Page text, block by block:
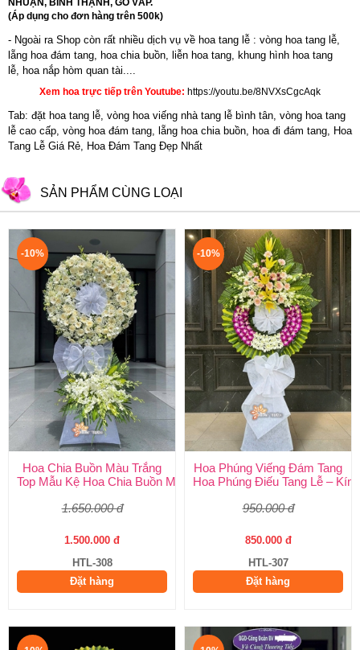
NHUẬN, BÌNH THẠNH, GÒ VẤP.
(Áp dụng cho đơn hàng trên 500k)
- Ngoài ra Shop còn rất nhiều dịch vụ về hoa tang lễ : vòng hoa tang lễ,
lẵng hoa đám tang, hoa chia buồn,
liễn hoa tang
khung hình hoa tang
lễ
hoa nắp hòm quan tài....
Xem hoa trực tiếp trên Youtube: https://youtu.be/8NVXsCgcAqk
Tab: đặt hoa tang lễ, vòng hoa viếng nhà tang lễ bình tân, vòng hoa tang
lễ cao cấp, vòng hoa đám tang, lẵng hoa chia buồn, hoa đi đám tang, Hoa
Tang Lễ Giá Rẻ, Hoa Đám Tang Đẹp Nhất
SẢN PHẨM CÙNG LOẠI
-10%
Hoa Chia Buồn Màu Trắng
Top Mẫu Kệ Hoa Chia Buồn Màu Trắng Được Chọn Nhiều Nhất
1.650.000 đ
1.500.000 đ
HTL-308
Đặt hàng
-10%
Hoa Phúng Viếng Đám Tang
Hoa Phúng Điếu Tang Lễ –
950.000 đ
850.000 đ
HTL-307
Đặt hàng